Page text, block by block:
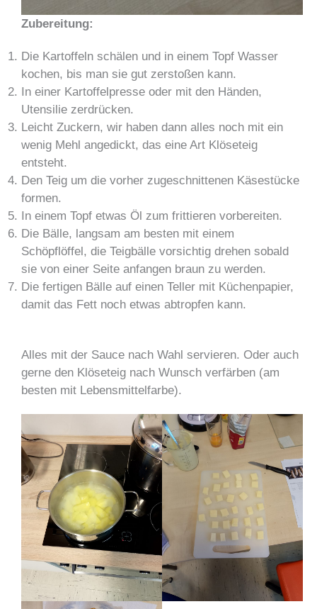
Zubereitung:
Die Kartoffeln schälen und in einem Topf Wasser
kochen, bis man sie gut zerstoßen kann.
In einer Kartoffelpresse oder mit den Händen,
Utensilie zerdrücken.
Leicht Zuckern, wir haben dann alles noch mit ein
wenig Mehl angedickt, das eine Art Klöseteig
entsteht.
Den Teig um die vorher zugeschnittenen Käsestücke
formen.
In einem Topf etwas Öl zum frittieren vorbereiten.
Die Bälle, langsam am besten mit einem
Schöpflöffel, die Teigbälle vorsichtig drehen sobald
sie von einer Seite anfangen braun zu werden.
Die fertigen Bälle auf einen Teller mit Küchenpapier,
damit das Fett noch etwas abtropfen kann.
Alles mit der Sauce nach Wahl servieren. Oder auch
gerne den Klöseteig nach Wunsch verfärben (am
besten mit Lebensmittelfarbe).